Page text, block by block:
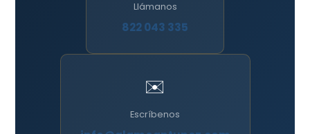
Llámanos
822 043 335
✉️
Escríbenos